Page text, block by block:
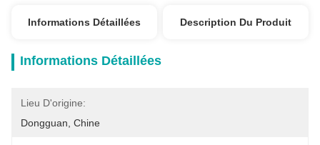
Informations Détaillées Description Du Produit
Informations Détaillées
Lieu D'origine:
Dongguan, Chine